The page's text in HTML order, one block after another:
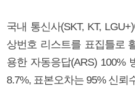
국내 통신사(SKT, KT,
상번호 리스트를 표집틀로
용한 자동응답(ARS) 100%
8.7%, 표본오차는 95% 신뢰